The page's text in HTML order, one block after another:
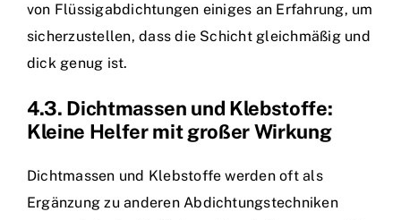
von Flüssigabdichtungen einiges an Erfahrung, um
sicherzustellen, dass die Schicht gleichmäßig und
dick genug ist.
4.3. Dichtmassen und Klebstoffe:
Kleine Helfer mit großer Wirkung
Dichtmassen und Klebstoffe werden oft als
Ergänzung zu anderen Abdichtungstechniken